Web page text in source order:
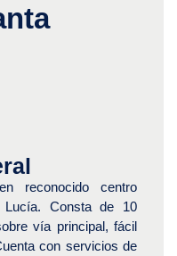
reconocido centro
Lucía. Consta de 10
vía principal, fácil
con servicios de